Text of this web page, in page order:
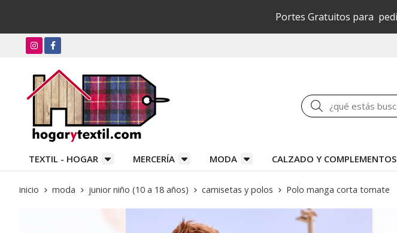
Portes Gratuitos para
Buscar
TEXTIL - HOGAR MERCERÍA MODA CALZADO Y COMPLEMENTOS
inicio moda junior niño (10 a 18 años) camisetas y polos Polo manga corta tomate